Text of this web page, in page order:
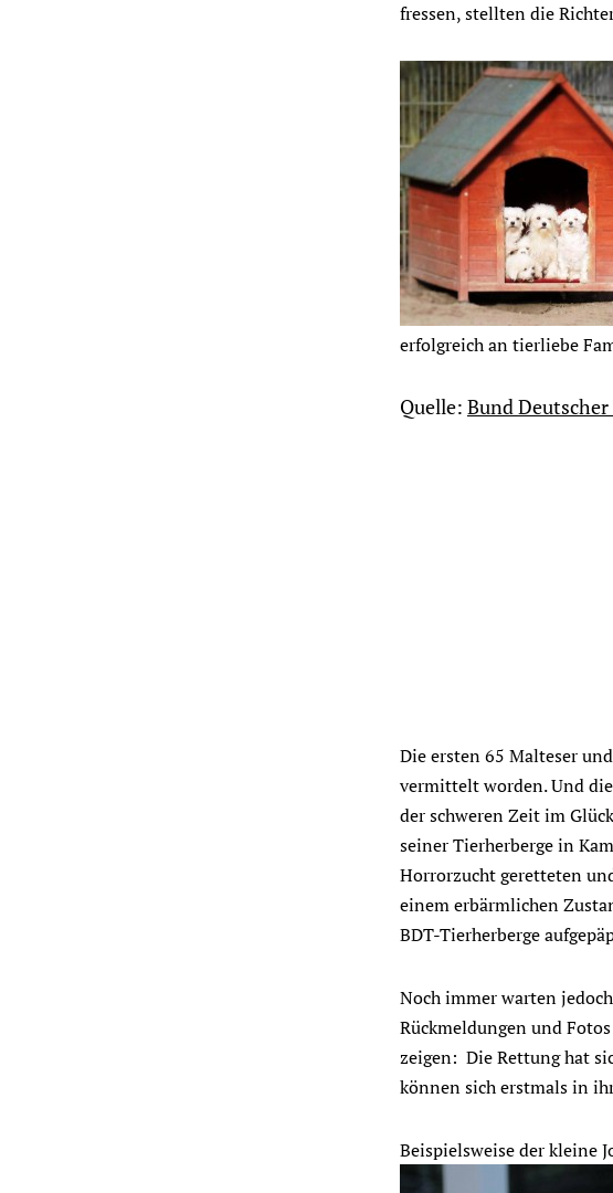
fressen, stellten die
erfolgreich an tierliebe
Quelle: Bund
Die ersten 65 Malteser
vermittelt worden. Und
der schweren Zeit im
seiner Tierherberge in
Horrorzucht geretteten
einem erbärmlichen
BDT-Tierherberge
Noch immer warten
Rückmeldungen und
zeigen: Die Rettung hat
können sich erstmals in
Beispielsweise der kleine